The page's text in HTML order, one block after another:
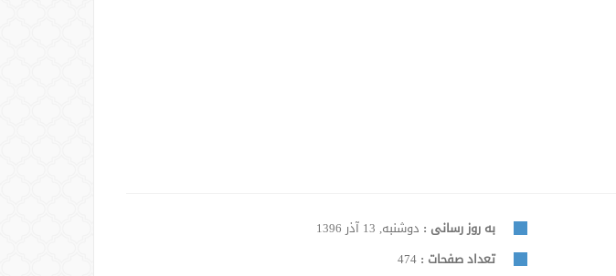
به روز رسانی : دوشنبه, 13 آذر 1396
تعداد صفحات :